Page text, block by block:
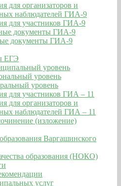
для организаторов и
наблюдателей ГИА-9
для участников ГИА-9
документы ГИА-9
документы ГИА-9
ЕГЭ
уровень
уровень
уровень
для участников ГИА – 11
для организаторов и
наблюдателей ГИА – 11
(изложение)
Варгашинского
образования (НОКО)
услуг